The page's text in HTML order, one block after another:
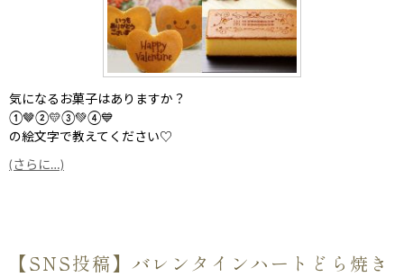
気になるお菓子はありますか？
①🤎②💛③💚④💙
の絵文字で教えてください♡
(さらに…)
【SNS投稿】バレンタインハートどら焼き